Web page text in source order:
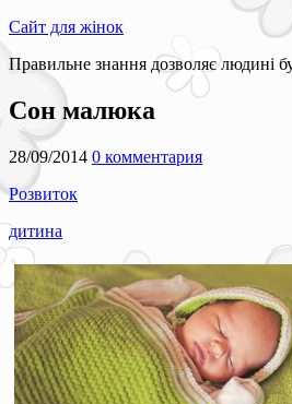
Сайт для жінок
Правильне знання дозволяє людині
Сон малюка
28/09/2014 0 комментария
Розвиток
дитина